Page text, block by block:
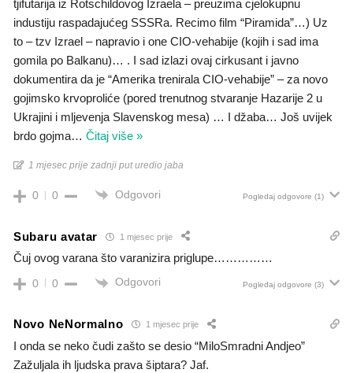
tjifutarija iz Rotschildovog Izraela – preuzima cjelokupnu
industiju raspadajućeg SSSRa. Recimo film “Piramida”…) Uz
to – tzv Izrael – napravio i one CIO-vehabije (kojih i sad ima
gomila po Balkanu)… . I sad izlazi ovaj cirkusant i javno
dokumentira da je “Amerika trenirala CIO-vehabije” – za novo
gojimsko krvoproliće (pored trenutnog stvaranje Hazarije 2 u
Ukrajini i mljevenja Slavenskog mesa) … I džaba… Još uvijek
brdo gojma… Čitaj više »
1 mjesec prije zadnji put uredio jaba
0 0 Odgovori Pogledaj odgovore (1)
Subaru avatar 1 mjesec prije
Čuj ovog varana što varanizira priglupe……………
0 0 Odgovori Pogledaj odgovore (3)
Novo NeNormalno 1 mjesec prije
I onda se neko čudi zašto se desio “MiloSmradni Andjeo”
Zažuljala ih ljudska prava šiptara? Jaf.